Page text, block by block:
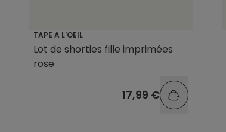
TAPE A L'OEIL
Lot de shorties fille imprimées
rose
17,99 €